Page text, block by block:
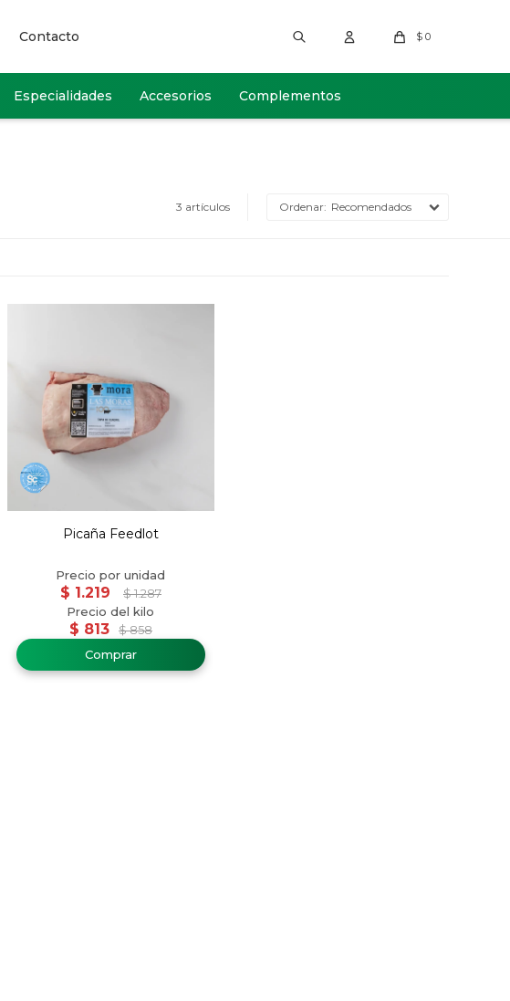
Especialidades Accesorios Complementos
$ 0
Contacto
3 artículos Recomendados
Picaña Feedlot
$ 813 $ 858
$ 1.219 $ 1.287